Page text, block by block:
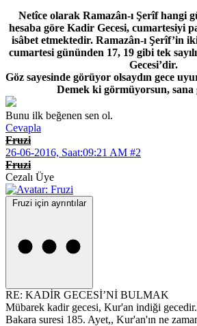
Netîce olarak Ramazân-ı Şerîf hangi
hesaba göre Kadir Gecesi, cumartesiyi
isâbet etmektedir. Ramazân-ı Şerîf’in
cumartesi gününden 17, 19 gibi tek
Gecesi’dir.
Göz sayesinde görüyor olsaydın gece
Demek ki görmüyorsun, sana
Bunu ilk beğenen sen ol.
Cevapla
Fruzi
26-06-2016, Saat:09:21 AM #2
Fruzi
Cezalı Üye
Fruzi için ayrıntılar
RE: KADİR GECESİ’Nİ BULMAK
Mübarek kadir gecesi, Kur'an indiği
Bakara suresi 185. Ayet,, Kur'an'ın ne